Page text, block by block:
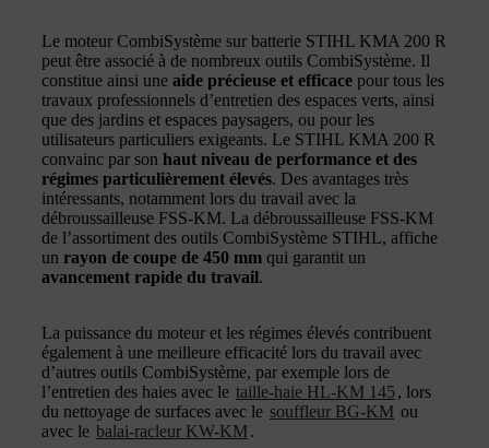
Le moteur CombiSystème sur batterie STIHL KMA 200 R
peut être associé à de nombreux outils CombiSystème. Il
constitue ainsi une aide précieuse et efficace pour tous les
travaux professionnels d’entretien des espaces verts, ainsi
que des jardins et espaces paysagers, ou pour les
utilisateurs particuliers exigeants. Le STIHL KMA 200 R
convainc par son haut niveau de performance et des
régimes particulièrement élevés. Des avantages très
intéressants, notamment lors du travail avec la
débroussailleuse FSS-KM. La débroussailleuse FSS-KM
de l’assortiment des outils CombiSystème STIHL, affiche
un rayon de coupe de 450 mm qui garantit un
avancement rapide du travail.
La puissance du moteur et les régimes élevés contribuent
également à une meilleure efficacité lors du travail avec
d’autres outils CombiSystème, par exemple lors de
l’entretien des haies avec le taille-haie HL-KM 145 , lors
du nettoyage de surfaces avec le souffleur BG-KM ou
avec le balai-racleur KW-KM.